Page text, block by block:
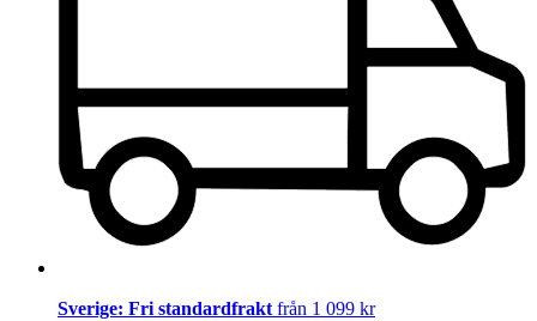
Sverige: Fri standardfrakt från 1 099 kr